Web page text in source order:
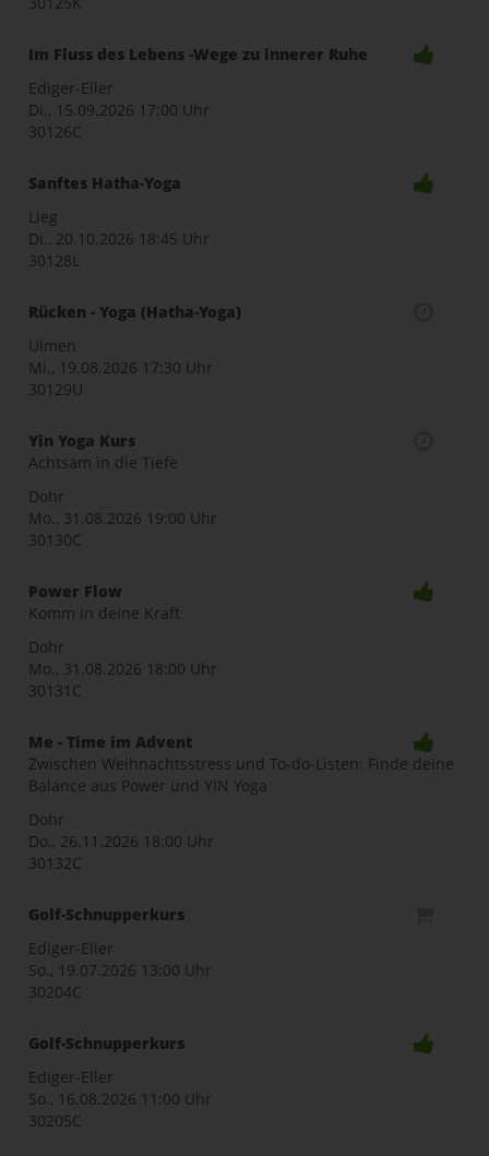
Im Fluss des Lebens -Wege zu innerer Ruhe
Ediger-Eller
Di., 15.09.2026 17:00 Uhr
30126C
Sanftes Hatha-Yoga
Lieg
Di., 20.10.2026 18:45 Uhr
30128L
Rücken - Yoga (Hatha-Yoga)
Ulmen
Mi., 19.08.2026 17:30 Uhr
30129U
Yin Yoga Kurs
Achtsam in die Tiefe
Dohr
Mo., 31.08.2026 19:00 Uhr
30130C
Power Flow
Komm in deine Kraft
Dohr
Mo., 31.08.2026 18:00 Uhr
30131C
Me - Time im Advent
Zwischen Weihnachtsstress und To-do-Listen: Finde deine
Balance aus Power und YIN Yoga
Dohr
Do., 26.11.2026 18:00 Uhr
30132C
Golf-Schnupperkurs
Ediger-Eller
So., 19.07.2026 13:00 Uhr
30204C
Golf-Schnupperkurs
Ediger-Eller
So., 16.08.2026 11:00 Uhr
30205C